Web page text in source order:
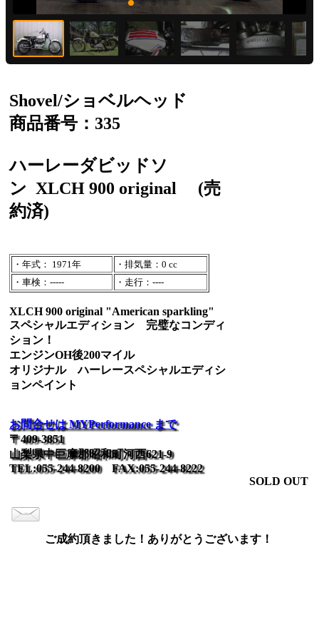
Shovel/ショベルヘッド
商品番号：335
ハーレーダビッドソ
ン XLCH 900 original
(売
約済)
・年式： 1971年
・排気量：0 cc
・車検：-----
・走行：----
XLCH 900 original "American sparkling"
スペシャルエディション 完璧なコンディ
ション！
エンジンOH後200マイル
オリジナル ハーレースペシャルエディシ
ョンペイント
お問合せは MYPerformance まで
〒409-3851
山梨県中巨摩郡昭和町河西621-9
TEL:055-244-8200 FAX:055-244-8222
SOLD OUT
ご成約頂きました！ありがとうございます！